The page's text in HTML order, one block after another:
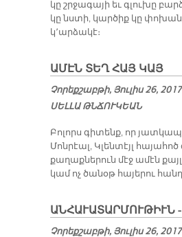
կը շրջագայի եւ գլուխը
կը նստի, կարծիք կը
կ՚արձակէ։
Ա­ՄԷՆ ՏԵՂ ՀԱՅ ԿԱՅ
Չորեքշաբթի, Յուլիս 26, 2017
ՍԵԼԼԱ ԹՆՃՈՒԿԵԱՆ
Բոլորս գիտենք, որ
Մոնրէալ, Կլենտէյլ
քաղաքներուն մէջ ամէն
կամ ոչ ծանօթ հայերու
ԱՆՀԱՒԱՏԱՐՄՈՒԹԻՒՆ -
Չորեքշաբթի, Յուլիս 26, 2017